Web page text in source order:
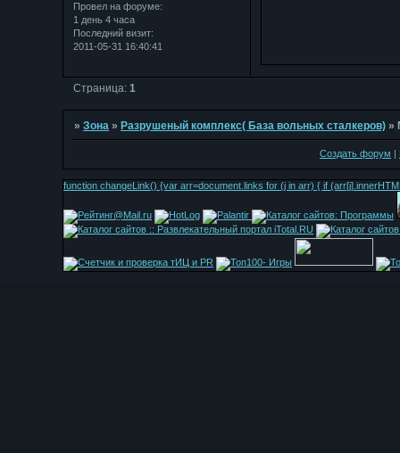
Провел на форуме:
1 день 4 часа
Последний визит:
2011-05-31 16:40:41
Страница:1
»Зона » Разрушеный комплекс( База вольных сталкеров) »
Создать форум
function changeLink() {var arr=document.links for (j in arr) { if